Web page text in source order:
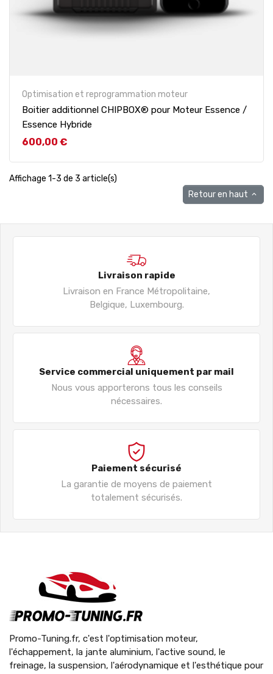
Optimisation et reprogrammation moteur
Boitier additionnel CHIPBOX® pour Moteur Essence /
Essence Hybride
Prix
600,00 €
Affichage 1-3 de 3 article(s)
Retour en haut 
Livraison rapide
Livraison en France Métropolitaine,
Belgique, Luxembourg.
Service commercial uniquement par mail
Nous vous apporterons tous les conseils
nécessaires.
Paiement sécurisé
La garantie de moyens de paiement
totalement sécurisés.
Promo-Tuning.fr, c'est l'optimisation moteur,
l'échappement, la jante aluminium, l'active sound, le
freinage, la suspension, l'aérodynamique et l'esthétique pour